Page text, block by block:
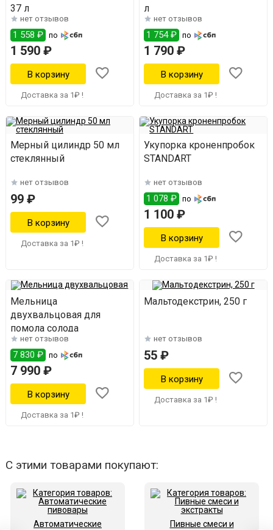
37 л
нет отзывов
1 558 ₽ по
1 590 ₽
Доставка за 1₽ !
л
нет отзывов
1 754 ₽ по
1 790 ₽
Доставка за 1₽ !
Мерный цилиндр 50 мл
стеклянный
нет отзывов
99 ₽
Доставка за 1₽ !
Укупорка кроненпробок
STANDART
нет отзывов
1 078 ₽ по
1 100 ₽
Доставка за 1₽ !
Мельница
двухвальцовая для
помола солода
нет отзывов
7 830 ₽ по
7 990 ₽
Доставка за 1₽ !
Мальтодекстрин, 250 г
нет отзывов
55 ₽
Доставка за 1₽ !
С этими товарами покупают:
Автоматические
Пивные смеси и